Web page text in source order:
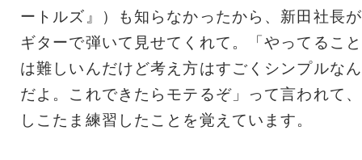
ートルズ』）も知らなかったから、新田社長が
ギターで弾いて見せてくれて。「やってること
は難しいんだけど考え方はすごくシンプルなん
だよ。これできたらモテるぞ」って言われて、
しこたま練習したことを覚えています。